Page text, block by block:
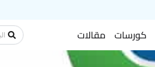
كورسات مقالات
Search
...